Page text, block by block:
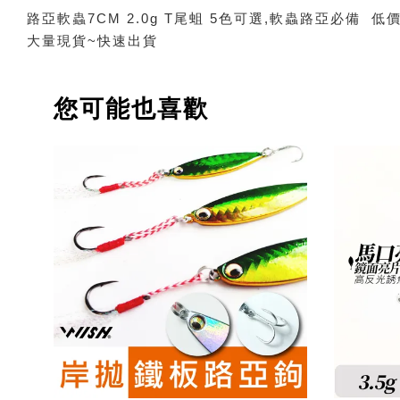
路亞軟蟲7CM 2.0g T尾蛆 5色可選,軟蟲路亞必備 低
大量現貨~快速出貨
您可能也喜歡